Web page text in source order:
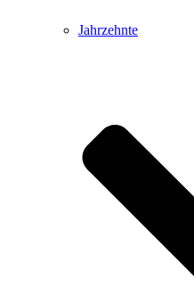
Jahrzehnte